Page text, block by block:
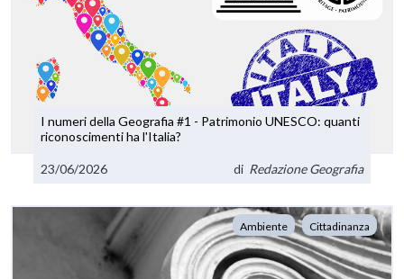
I numeri della Geografia #1 - Patrimonio UNESCO: quanti
riconoscimenti ha l'Italia?
23/06/2026 di Redazione Geografia
Ambiente Cittadinanza